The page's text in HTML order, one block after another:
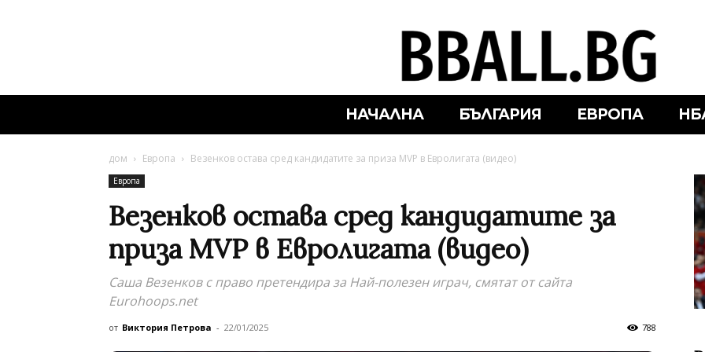
НАЧАЛНА БЪЛГАРИЯ ЕВРОПА
дом Европа Везенков остава сред кандидатите за приза MVP в Евролигата (видео)
Европа
Везенков остава сред кандидатите за
приза MVP в Евролигата (видео)
Саша Везенков с право претендира за Най-полезен играч, смятат от сайта
Еurohoops.net
от Виктория Петрова - 22/01/2025 788